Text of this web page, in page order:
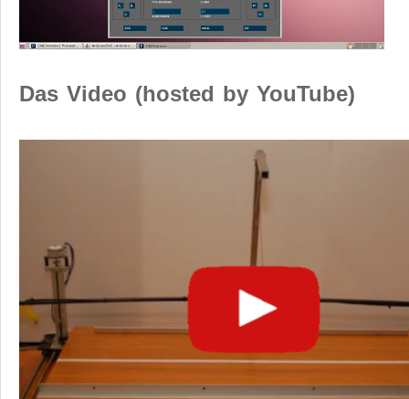
Das Video (hosted by YouTube)